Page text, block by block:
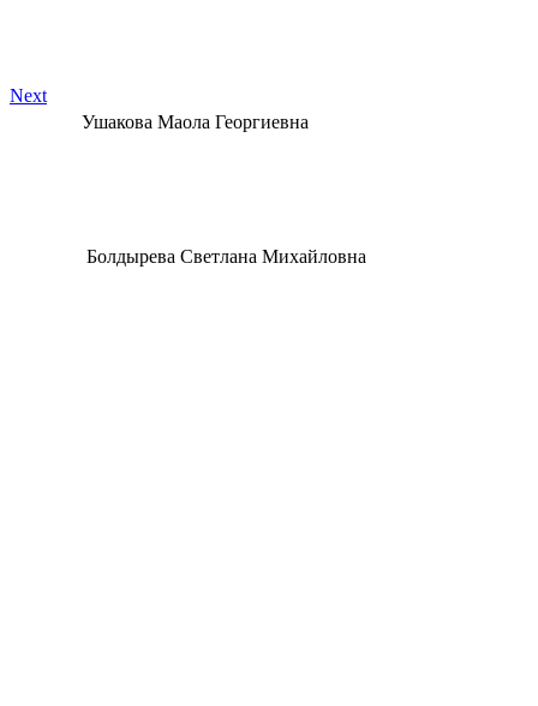
Ушакова Маола Георгиевна
Next
Болдырева Светлана Михайловна